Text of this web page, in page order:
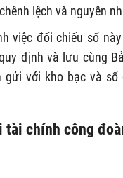
lệch và nguyên
việc đối chiếu sổ
định và lưu cùng
gửi với kho bạc và
tài chính công